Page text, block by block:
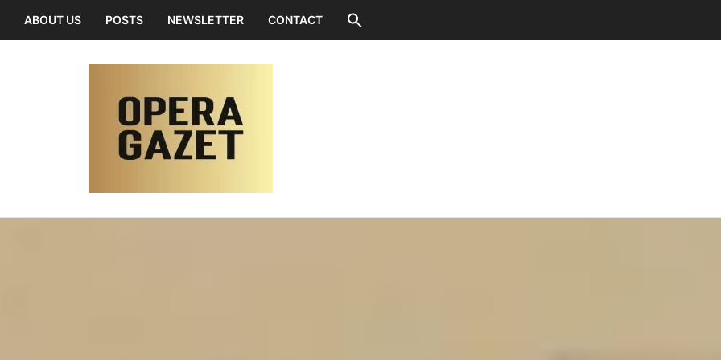
ABOUT US POSTS NEWSLETTER CONTACT